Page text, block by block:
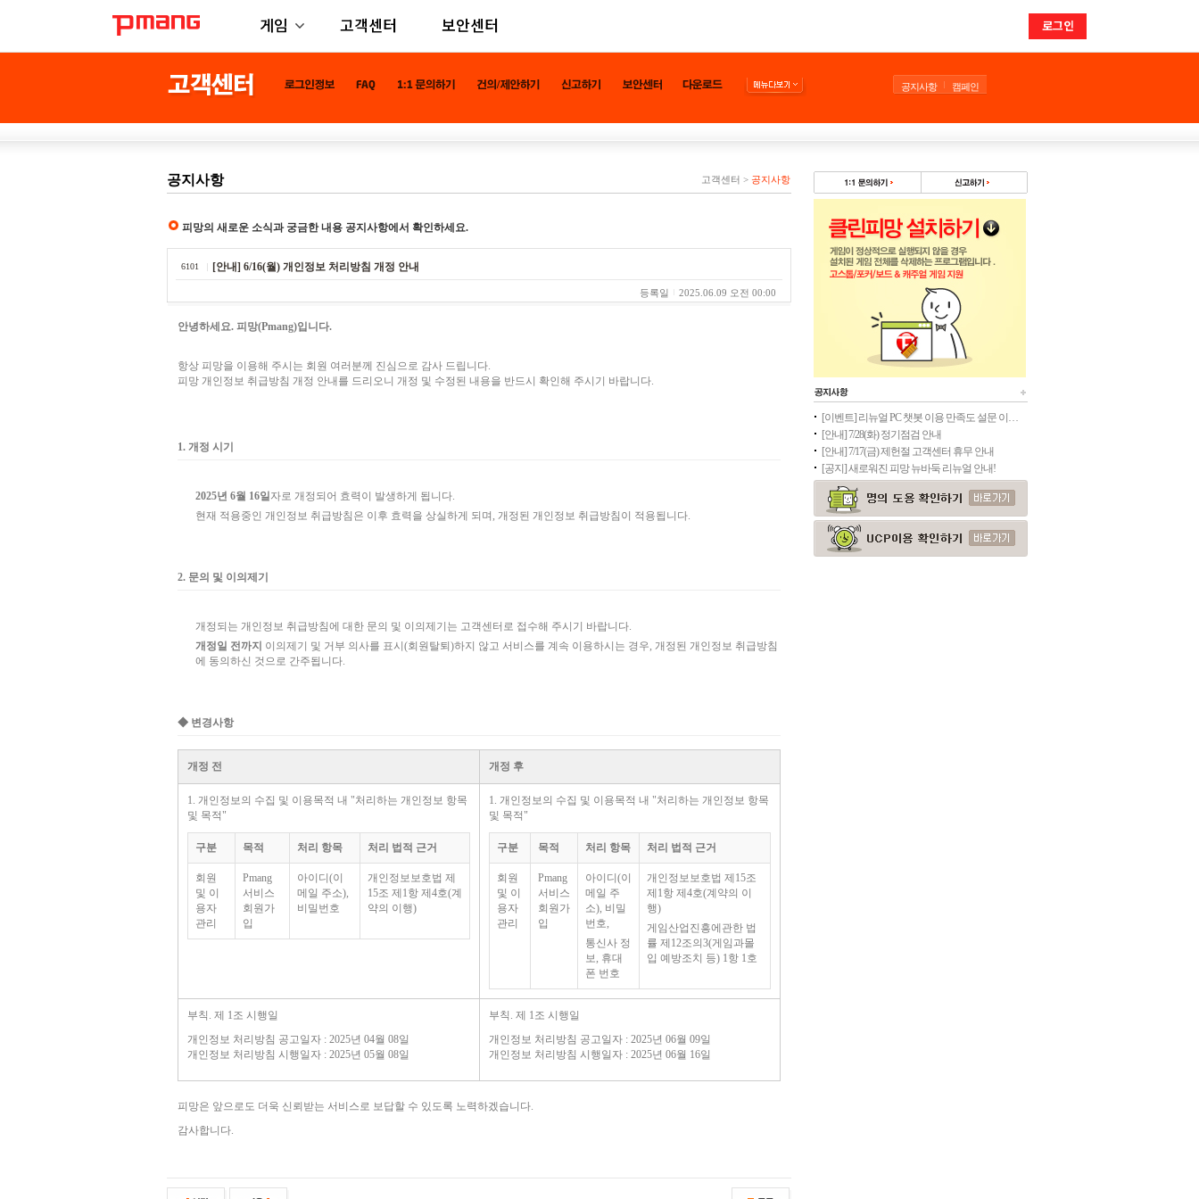
게임 고객센터 보안센터 로그인
공지사항 캠페인
공지사항 고객센터 > 공지사항
피망의 새로운 소식과 궁금한 내용 공지사항에서 확인하세요.
6101 [안내] 6/16(월) 개인정보 처리방침 개정 안내
등록일 2025.06.09 오전 00:00
안녕하세요. 피망(Pmang)입니다.
항상 피망을 이용해 주시는 회원 여러분께 진심으로 감사 드립니다.
피망 개인정보 취급방침 개정 안내를 드리오니 개정 및 수정된 내용을 반드시 확인해 주시기 바랍니다.
1. 개정 시기
2025년 6월 16일 자로 개정되어 효력이 발생하게 됩니다.
현재 적용중인 개인정보 취급방침은 이후 효력을 상실하게 되며, 개정된 개인정보 취급방침이 적용됩니다.
2. 문의 및 이의제기
개정되는 개인정보 취급방침에 대한 문의 및 이의제기는 고객센터로 접수해 주시기 바랍니다.
개정일 전까지 이의제기 및 거부 의사를 표시(회원탈퇴)하지 않고 서비스를 계속 이용하시는 경우, 개정된 개인정보 취급방침
에 동의하신 것으로 간주됩니다.
◆ 변경사항
개정 전 개정 후
1. 개인정보의 수집 및 이용목적 내 "처리하는 개인정보 항목
및 목적"
구분 목적 처리 항목 처리 법적 근거
회원
및 이
용자
관리
Pmang
서비스
회원가
입
아이디(이
메일 주소),
비밀번호
개인정보보호법 제
15조 제1항 제4호(계
약의 이행)
1. 개인정보의 수집 및 이용목적 내 "처리하는 개인정보 항목
및 목적"
구분 목적 처리 항목 처리 법적 근거
회원
및 이
용자
관리
Pmang
서비스
회원가
입
아이디(이
메일 주
소), 비밀
번호,
통신사 정
보, 휴대
폰 번호
개인정보보호법 제15조
제1항 제4호(계약의 이
행)
게임산업진흥에관한 법
률 제12조의3(게임과몰
입 예방조치 등) 1항 1호
부칙. 제 1조 시행일
개인정보 처리방침 공고일자 : 2025년 04월 08일
개인정보 처리방침 시행일자 : 2025년 05월 08일
부칙. 제 1조 시행일
개인정보 처리방침 공고일자 : 2025년 06월 09일
개인정보 처리방침 시행일자 : 2025년 06월 16일
피망은 앞으로도 더욱 신뢰받는 서비스로 보답할 수 있도록 노력하겠습니다.
감사합니다.
[이벤트] 리뉴얼 PC 챗봇 이용 만족도 설문 이벤트
[안내] 7/28(화) 정기점검 안내
[안내] 7/17(금) 제헌절 고객센터 휴무 안내
[공지] 새로워진 피망 뉴바둑 리뉴얼 안내!